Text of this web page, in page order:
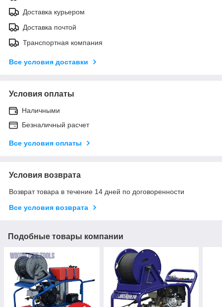
Доставка курьером
Доставка почтой
Транспортная компания
Все условия доставки
Условия оплаты
Наличными
Безналичный расчет
Все условия оплаты
Условия возврата
Возврат товара в течение 14 дней по договоренности
Все условия возврата
Подобные товары компании